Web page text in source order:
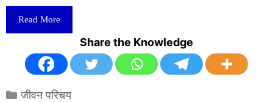
Read More
Share the Knowledge
Categories
जीवन परिचय